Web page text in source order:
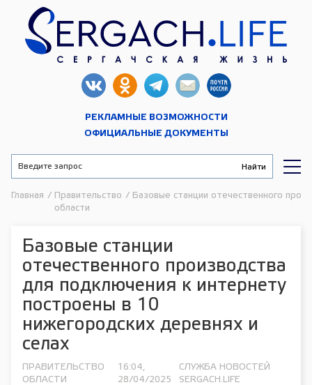
РЕКЛАМНЫЕ ВОЗМОЖНОСТИ
ОФИЦИАЛЬНЫЕ ДОКУМЕНТЫ
Главная /
Правительство
области
/ Базовые станции отечественного
Базовые станции
отечественного производства
для подключения к интернету
построены в 10
нижегородских деревнях и
селах
ПРАВИТЕЛЬСТВО
ОБЛАСТИ
16:04,
28/04/2025
СЛУЖБА НОВОСТЕЙ
SERGACH.LIFE